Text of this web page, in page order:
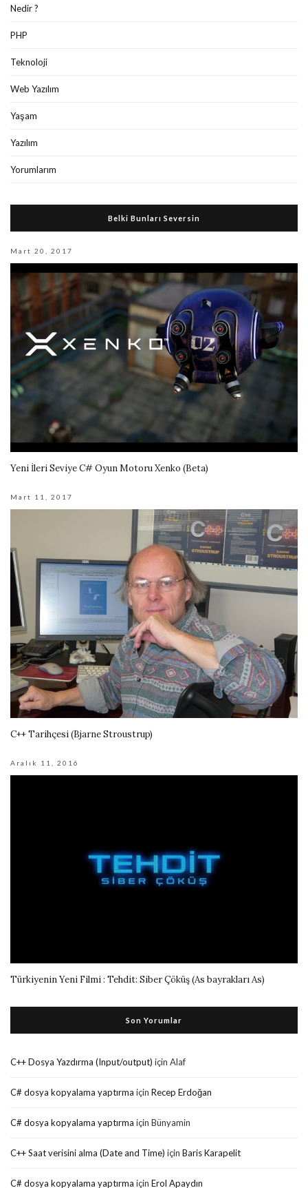
Nedir ?
PHP
Teknoloji
Web Yazılım
Yaşam
Yazılım
Yorumlarım
Belki Bunları Seversin
Mart 20, 2017
Yeni İleri Seviye C# Oyun Motoru Xenko (Beta)
Mart 11, 2017
C++ Tarihçesi (Bjarne Stroustrup)
Aralık 11, 2016
Türkiyenin Yeni Filmi : Tehdit: Siber Çöküş (As bayrakları As)
Son Yorumlar
C++ Dosya Yazdırma (Input/output) için Alaf
C# dosya kopyalama yaptırma için Recep Erdoğan
C# dosya kopyalama yaptırma için Bünyamin
C++ Saat verisini alma (Date and Time) için Baris Karapelit
C# dosya kopyalama yaptırma için Erol Apaydın